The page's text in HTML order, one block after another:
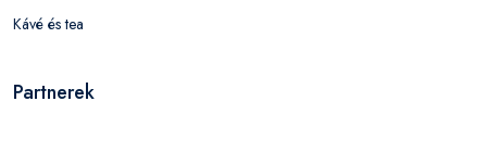
Kávé és tea
Partnerek